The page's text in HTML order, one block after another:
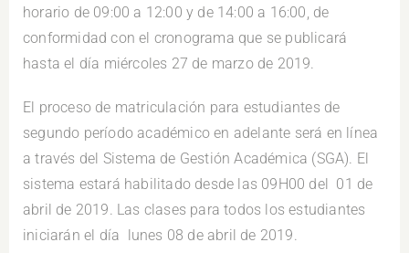
horario de 09:00 a 12:00 y de 14:00 a 16:00, de
conformidad con el cronograma que se publicará
hasta el día miércoles 27 de marzo de 2019.
El proceso de matriculación para estudiantes de
segundo período académico en adelante será en línea
a través del Sistema de Gestión Académica (SGA). El
sistema estará habilitado desde las 09H00 del 01 de
abril de 2019. Las clases para todos los estudiantes
iniciarán el día lunes 08 de abril de 2019.